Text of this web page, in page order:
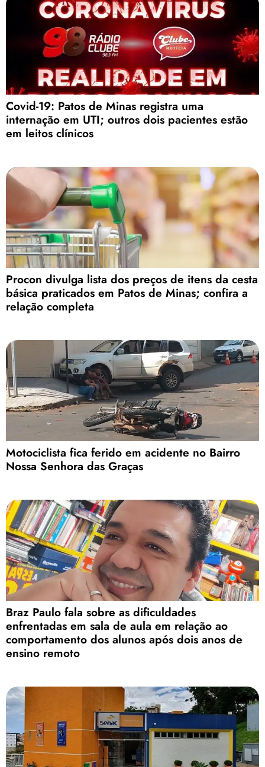
Covid-19: Patos de Minas registra uma
internação em UTI; outros dois pacientes estão
em leitos clínicos
Procon divulga lista dos preços de itens da cesta
básica praticados em Patos de Minas; confira a
relação completa
Motociclista fica ferido em acidente no Bairro
Nossa Senhora das Graças
Braz Paulo fala sobre as dificuldades
enfrentadas em sala de aula em relação ao
comportamento dos alunos após dois anos de
ensino remoto